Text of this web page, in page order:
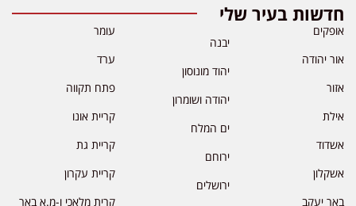
חדשות בעיר שלי
אופקים
אור יהודה
אזור
אילת
אשדוד
אשקלון
באר יעקב
יבנה
יהוד מונוסון
יהודה ושומרון
ים המלח
ירוחם
ירושלים
עומר
ערד
פתח תקווה
קריית אונו
קריית גת
קריית עקרון
קרית מלאכי ו-מ.א באר